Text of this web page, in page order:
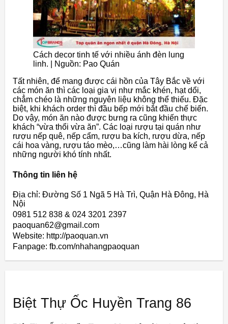
Cách decor tinh tế với nhiều ánh đèn lung
linh. | Nguồn: Pao Quán
Tất nhiên, để mang được cái hồn của Tây Bắc về với
các món ăn thì các loại gia vị như mắc khén, hạt dổi,
chẳm chéo là những nguyên liệu không thể thiếu. Đặc
biệt, khi khách order thì đầu bếp mới bắt đầu chế biến.
Do vậy, món ăn nào được bưng ra cũng khiến thực
khách “vừa thổi vừa ăn”. Các loại rượu tại quán như
rượu nếp quê, nếp cẩm, rượu ba kích, rượu dừa, nếp
cái hoa vàng, rượu táo mèo,…cũng làm hài lòng kể cả
những người khó tính nhất.
Thông tin liên hệ
Địa chỉ: Đường Số 1 Ngã 5 Hà Trì, Quận Hà Đông, Hà
Nội
0981 512 838 & 024 3201 2397
paoquan62@gmail.com
Website: http://paoquan.vn
Fanpage: fb.com/nhahangpaoquan
Biệt Thự Ốc Huyền Trang 86